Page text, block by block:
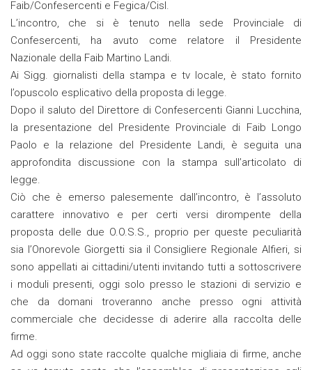
Faib/Confesercenti e Fegica/Cisl.
L’incontro, che si è tenuto nella sede Provinciale di
Confesercenti, ha avuto come relatore il Presidente
Nazionale della Faib Martino Landi.
Ai Sigg. giornalisti della stampa e tv locale, è stato fornito
l’opuscolo esplicativo della proposta di legge.
Dopo il saluto del Direttore di Confesercenti Gianni Lucchina,
la presentazione del Presidente Provinciale di Faib Longo
Paolo e la relazione del Presidente Landi, è seguita una
approfondita discussione con la stampa sull’articolato di
legge.
Ciò che è emerso palesemente dall’incontro, è l’assoluto
carattere innovativo e per certi versi dirompente della
proposta delle due O.O.S.S., proprio per queste peculiarità
sia l’Onorevole Giorgetti sia il Consigliere Regionale Alfieri, si
sono appellati ai cittadini/utenti invitando tutti a sottoscrivere
i moduli presenti, oggi solo presso le stazioni di servizio e
che da domani troveranno anche presso ogni attività
commerciale che decidesse di aderire alla raccolta delle
firme.
Ad oggi sono state raccolte qualche migliaia di firme, anche